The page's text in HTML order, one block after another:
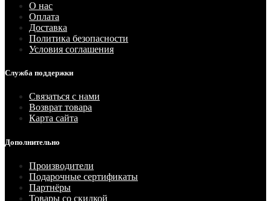
О нас
Оплата
Доставка
Политика безопасности
Условия соглашения
Служба поддержки
Связаться с нами
Возврат товара
Карта сайта
Дополнительно
Производители
Подарочные сертификаты
Партнёры
Товары со скидкой